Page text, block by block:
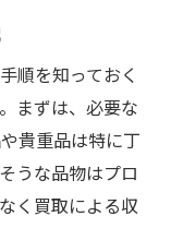
イント
特徴
め方
賢い方法
方
約術
順を知っておく
まずは、必要な
貴重品は特に丁
うな品物はプロ
く買取による収